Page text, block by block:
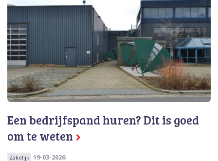
Een bedrijfspand huren? Dit is goed
om te weten
Zakelijk 19-03-2026